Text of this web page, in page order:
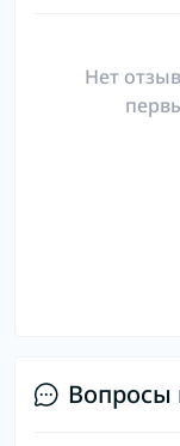
Нет
Вопросы